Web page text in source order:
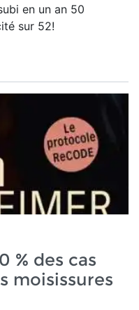
en un an 50
sur 52!
% des cas
moisissures